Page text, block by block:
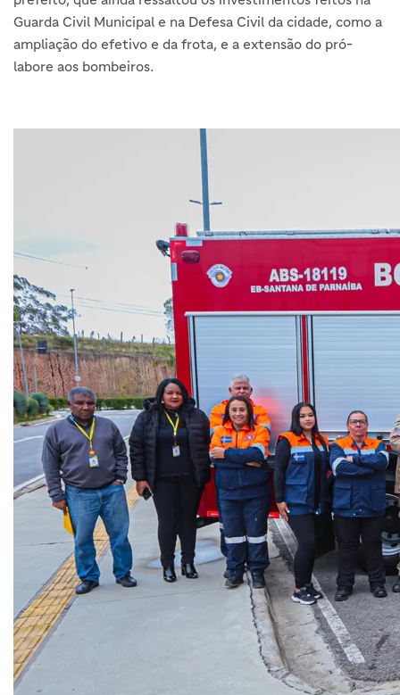
Guarda Civil Municipal e na Defesa Civil da cidade, como a
ampliação do efetivo e da frota, e a extensão do pró-
labore aos bombeiros.